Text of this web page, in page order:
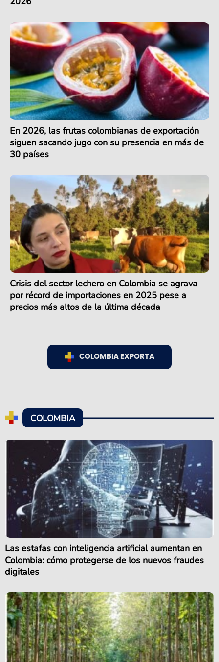
En 2026, las frutas colombianas de exportación
siguen sacando jugo con su presencia en más de
30 países
Crisis del sector lechero en Colombia se agrava
por récord de importaciones en 2025 pese a
precios más altos de la última década
COLOMBIA EXPORTA
COLOMBIA
Las estafas con inteligencia artificial aumentan en
Colombia: cómo protegerse de los nuevos fraudes
digitales